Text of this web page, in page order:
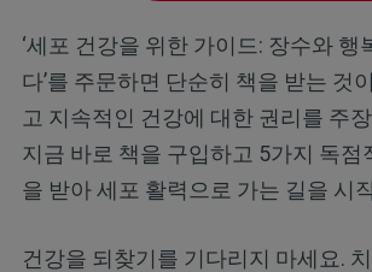
‘세포 건강을 위한 가이드: 장수와 행
다’를 주문하면 단순히 책을 받는 것
고 지속적인 건강에 대한 권리를 주
지금 바로 책을 구입하고 5가지 독점
을 받아 세포 활력으로 가는 길을 시
건강을 되찾기를 기다리지 마세요.